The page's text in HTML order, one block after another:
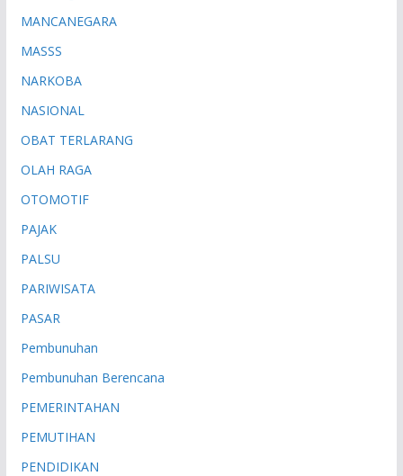
MANCANEGARA
MASSS
NARKOBA
NASIONAL
OBAT TERLARANG
OLAH RAGA
OTOMOTIF
PAJAK
PALSU
PARIWISATA
PASAR
Pembunuhan
Pembunuhan Berencana
PEMERINTAHAN
PEMUTIHAN
PENDIDIKAN